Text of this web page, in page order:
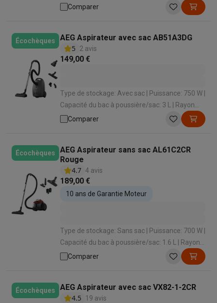
d'action: 12 m | Enrouleur de cordon: Oui
Comparer
Écochèques
AEG Aspirateur avec sac AB51A3DG
5
2 avis
149,00 €
Type de stockage: Avec sac | Puissance: 750 W |
Capacité du bac à poussière/sac: 3 L | Rayon
d'action: 8.5 m | Enrouleur de cordon: Oui
Comparer
Écochèques
AEG Aspirateur sans sac AL61C2CR
Rouge
4.7 4 avis
189,00 €
10 ans de Garantie Moteur
Type de stockage: Sans sac | Puissance: 700 W |
Capacité du bac à poussière/sac: 1.6 L | Rayon
d'action: 10 m | Enrouleur de cordon: Oui
Comparer
Écochèques
AEG Aspirateur avec sac VX82-1-2CR
4.5
19 avis